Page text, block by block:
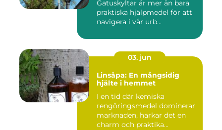
Gatuskyltar är mer än bara
praktiska hjälpmedel för att
navigera i vår urb...
03. jun
Linsåpa: En mångsidig
hjälte i hemmet
I en tid där kemiska
rengöringsmedel dominerar
marknaden, harkar det en
charm och praktika...